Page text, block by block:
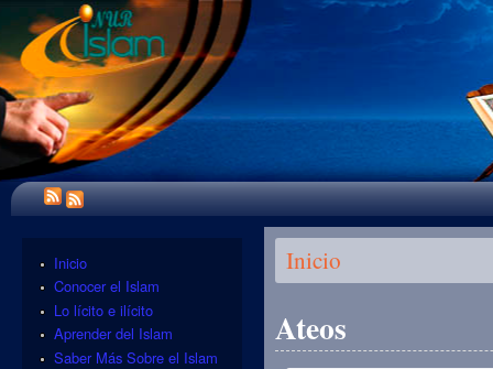
Se encuentra usted aquí
Inicio
Ateos
Inicio
Conocer el Islam
Lo lícito e ilícito
Aprender del Islam
Saber Más Sobre el Islam